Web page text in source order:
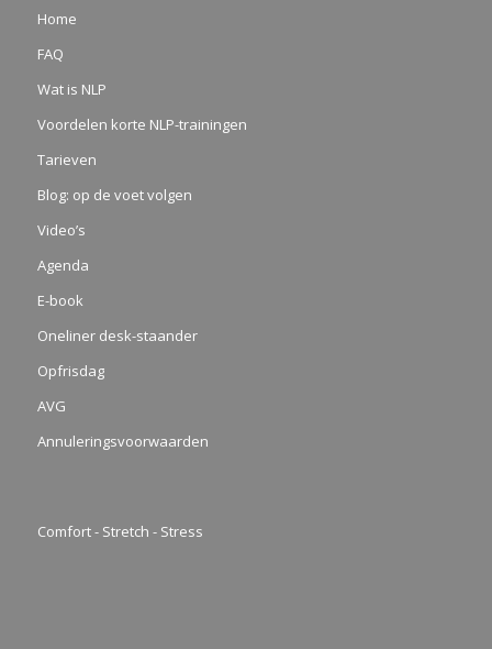
Home
FAQ
Wat is NLP
Voordelen korte NLP-trainingen
Tarieven
Blog: op de voet volgen
Video’s
Agenda
E-book
Oneliner desk-staander
Opfrisdag
AVG
Annuleringsvoorwaarden
Comfort - Stretch - Stress